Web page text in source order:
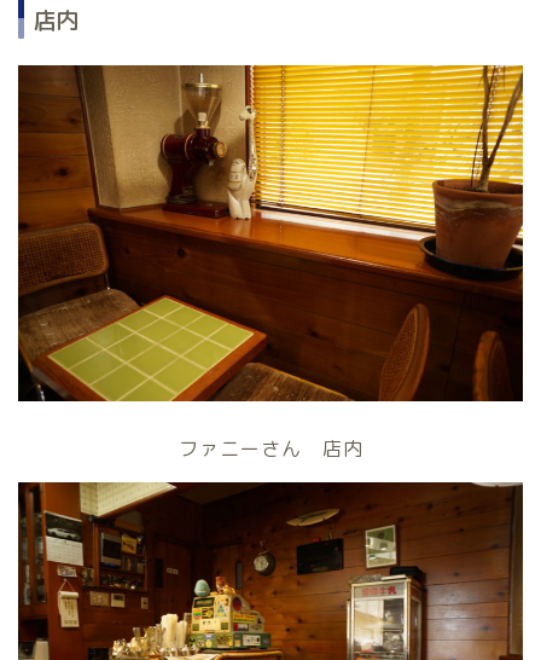
店内
ファニーさん 店内